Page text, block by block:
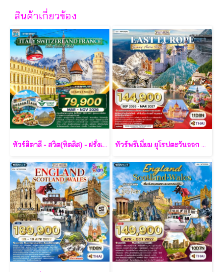
สินค้าเกี่ยวข้อง
ทัวร์อิตาลี - สวิต(ทิตลิส) - ฝรั่งเศส 10 วัน -SV ทัวร์พรีเมี่ยม ยุโรปตะวันออก พักหมู่บ้านฮัลล์สตัทท์ 11วัน 8คืน - TG